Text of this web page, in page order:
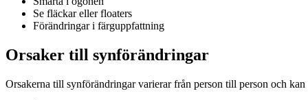
Se fläckar eller floaters
Förändringar i färguppfattning
Orsaker till synförändringar
Orsakerna till synförändringar varierar från person till person och